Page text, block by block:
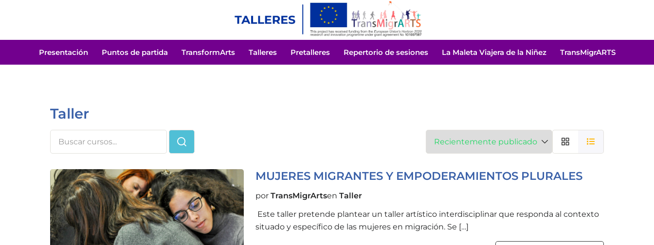
Presentación Puntos de partida TransformArts Talleres Pretalleres Repertorio de sesiones La Maleta Viajera de la Niñez TransMigrARTS
Taller
MUJERES MIGRANTES Y EMPODERAMIENTOS PLURALES
por TransMigrArtsen Taller
Este taller pretende plantear un taller artístico interdisciplinar que responda al contexto
situado y específico de las mujeres en migración. Se […]